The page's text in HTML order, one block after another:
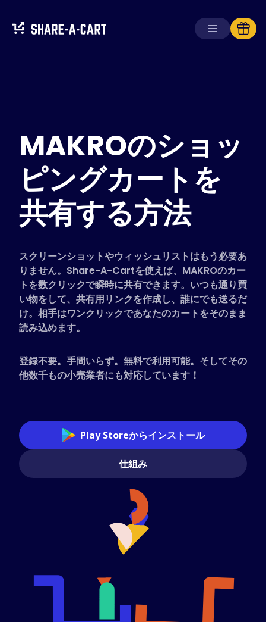
ソリューション
消費者向け
学校向け
企業向け
Plus+ を入手
対応ストア
よくある質問
ハウツーガイド
日本語 (Japanese)
MAKROのショッ
ピングカートを
共有する方法
スクリーンショットやウィッシュリストはもう必要あ
りません。Share-A-Cartを使えば、MAKROのカー
トを数クリックで瞬時に共有できます。いつも通り買
い物をして、共有用リンクを作成し、誰にでも送るだ
け。相手はワンクリックであなたのカートをそのまま
読み込めます。
登録不要。手間いらず。無料で利用可能。そしてその
他数千もの小売業者にも対応しています！
Play Storeからインストール
仕組み